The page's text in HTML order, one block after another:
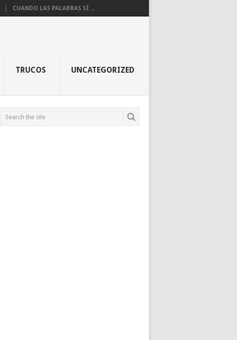
CUANDO LAS PALABRAS SÍ ...
TRUCOS UNCATEGORIZED